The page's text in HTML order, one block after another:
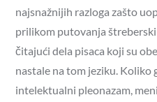
najsnažnijih razloga zašto
prilikom putovanja
čitajući dela pisaca koji su
nastale na tom jeziku. Koliko
intelektualni pleonazam,